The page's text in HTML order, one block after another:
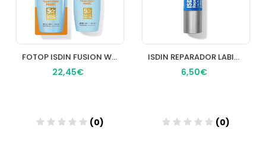
FOTOP ISDIN FUSION WATER50+ 50
22,45€
(0)
ISDIN REPARADOR LABIAL STICK 4 G
6,50€
(0)